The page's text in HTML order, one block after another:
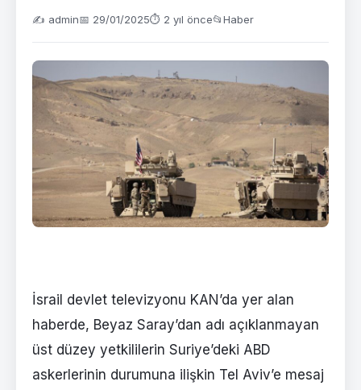
✍️ admin📅 29/01/2025⏱ 2 yıl önce📂Haber
İsrail devlet televizyonu KAN’da yer alan
haberde, Beyaz Saray’dan adı açıklanmayan
üst düzey yetkililerin Suriye’deki ABD
askerlerinin durumuna ilişkin Tel Aviv’e mesaj